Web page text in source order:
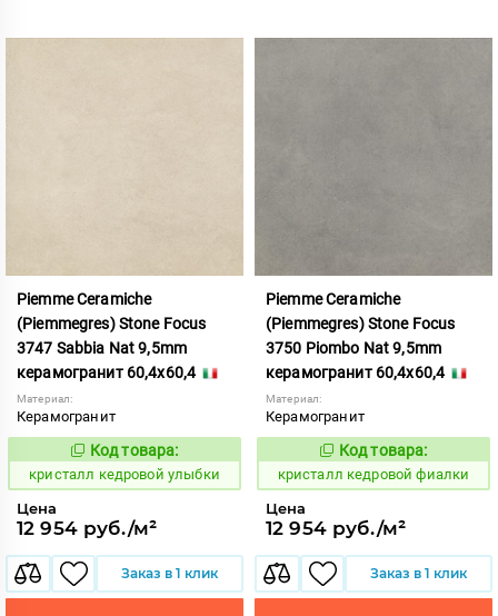
Piemme Ceramiche
(Piemmegres) Stone Focus
3747 Sabbia Nat 9,5mm
керамогранит 60,4x60,4
Материал:
Керамогранит
817361
Код товара:
кристалл кедровой улыбки
Цена
12 954 руб./м²
Заказ в 1 клик
Piemme Ceramiche
(Piemmegres) Stone Focus
3750 Piombo Nat 9,5mm
керамогранит 60,4x60,4
Материал:
Керамогранит
817364
Код товара:
кристалл кедровой фиалки
Цена
12 954 руб./м²
Заказ в 1 клик